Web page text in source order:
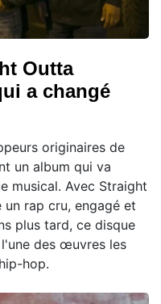
Outta
a changé
originaires de
un album qui va
musical. Avec Straight
un rap cru, engagé et
plus tard, ce disque
des œuvres les
hop.